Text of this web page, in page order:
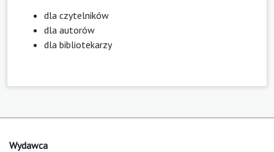
dla czytelników
dla autorów
dla bibliotekarzy
Wydawca